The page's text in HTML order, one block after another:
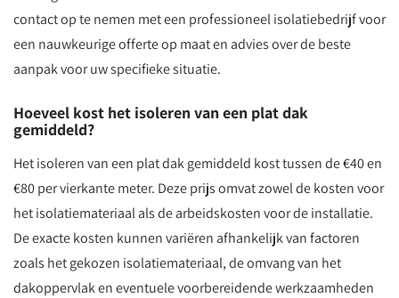
contact op te nemen met een professioneel isolatiebedrijf voor
een nauwkeurige offerte op maat en advies over de beste
aanpak voor uw specifieke situatie.
Hoeveel kost het isoleren van een plat dak
gemiddeld?
Het isoleren van een plat dak gemiddeld kost tussen de €40 en
€80 per vierkante meter. Deze prijs omvat zowel de kosten voor
het isolatiemateriaal als de arbeidskosten voor de installatie.
De exacte kosten kunnen variëren afhankelijk van factoren
zoals het gekozen isolatiemateriaal, de omvang van het
dakoppervlak en eventuele voorbereidende werkzaamheden